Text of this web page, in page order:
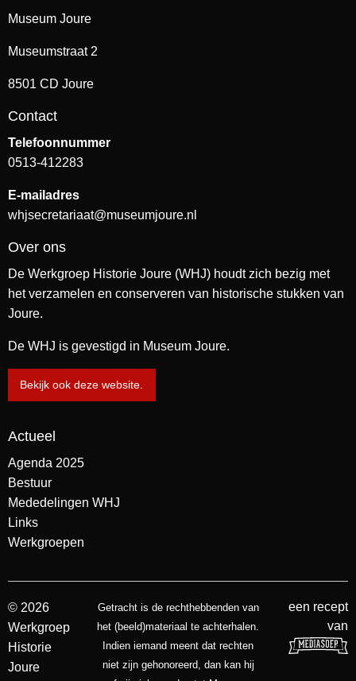
Museum Joure
Museumstraat 2
8501 CD Joure
Contact
Telefoonnummer
0513-412283
E-mailadres
whjsecretariaat@museumjoure.nl
Over ons
De Werkgroep Historie Joure (WHJ) houdt zich bezig met
het verzamelen en conserveren van historische stukken van
Joure.
De WHJ is gevestigd in Museum Joure.
Bekijk ook deze website.
Actueel
Agenda 2025
Bestuur
Mededelingen WHJ
Links
Werkgroepen
© 2026
Werkgroep
Historie
Joure
Getracht is de rechthebbenden van
het (beeld)materiaal te achterhalen.
Indien iemand meent dat rechten
niet zijn gehonoreerd, dan kan hij
een recept
van